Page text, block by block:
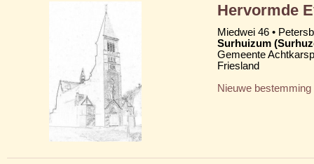
Hervormde
Miedwei 46 •
Surhuizum
Gemeente
Friesland
Nieuwe bestemming